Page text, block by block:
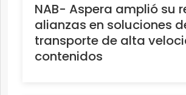
NAB- Aspera amplió su
alianzas en soluciones
transporte de alta
contenidos